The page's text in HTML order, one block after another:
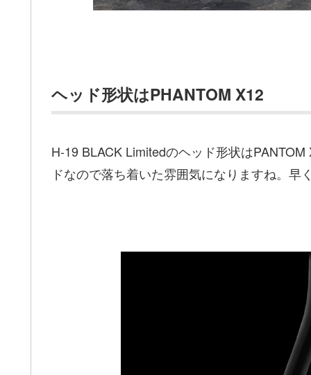
ヘッド形状はPHANTOM X12
H-19 BLACK Limitedのヘッド形状は
ドなので落ち着いた雰囲気になりますね。早